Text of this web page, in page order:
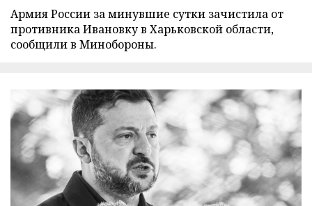
Армия России за минувшие сутки зачистила от
противника Ивановку в Харьковской области,
сообщили в Минобороны.